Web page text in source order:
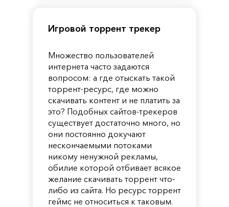
Игровой торрент трекер
Множество пользователей
интернета часто задаются
вопросом: а где отыскать такой
торрент-ресурс, где можно
скачивать контент и не платить за
это? Подобных сайтов-трекеров
существует достаточно много, но
они постоянно докучают
нескончаемыми потоками
никому ненужной рекламы,
обилие которой отбивает всякое
желание скачивать торрент что-
либо из сайта. Но ресурс торрент
геймс не относиться к таковым.